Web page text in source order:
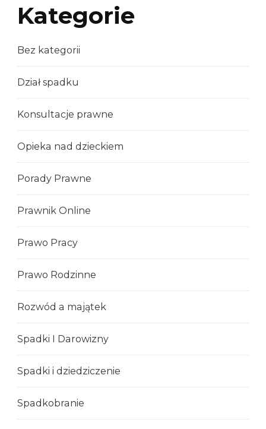
Kategorie
Bez kategorii
Dział spadku
Konsultacje prawne
Opieka nad dzieckiem
Porady Prawne
Prawnik Online
Prawo Pracy
Prawo Rodzinne
Rozwód a majątek
Spadki I Darowizny
Spadki i dziedziczenie
Spadkobranie